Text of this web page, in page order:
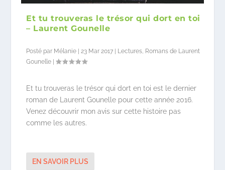
Et tu trouveras le trésor qui dort en toi
– Laurent Gounelle
Posté par Mélanie | 23 Mar 2017 | Lectures Romans de Laurent
Gounelle |
Et tu trouveras le trésor qui dort en toi est le dernier
roman de Laurent Gounelle pour cette année 2016.
Venez découvrir mon avis sur cette histoire pas
comme les autres.
EN SAVOIR PLUS